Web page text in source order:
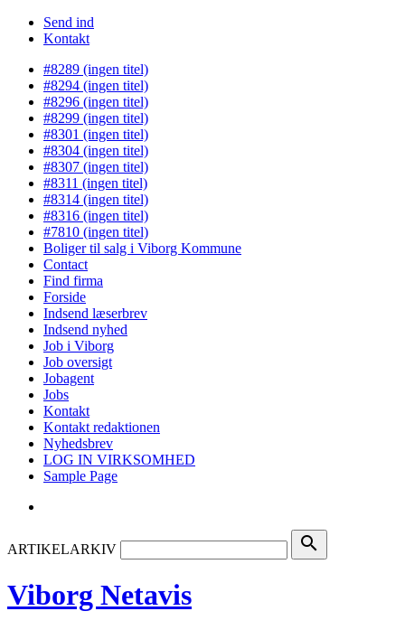
Send ind
Kontakt
#8289 (ingen titel)
#8294 (ingen titel)
#8296 (ingen titel)
#8299 (ingen titel)
#8301 (ingen titel)
#8304 (ingen titel)
#8307 (ingen titel)
#8311 (ingen titel)
#8314 (ingen titel)
#8316 (ingen titel)
#7810 (ingen titel)
Boliger til salg i Viborg Kommune
Contact
Find firma
Forside
Indsend læserbrev
Indsend nyhed
Job i Viborg
Job oversigt
Jobagent
Jobs
Kontakt
Kontakt redaktionen
Nyhedsbrev
LOG IN VIRKSOMHED
Sample Page
ARTIKELARKIV search
Viborg Netavis